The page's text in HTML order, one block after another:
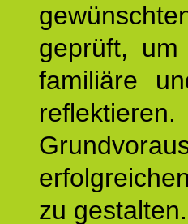
geprüft,
familiäre
zu gestalten.